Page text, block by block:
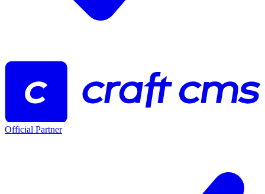
Official Partner